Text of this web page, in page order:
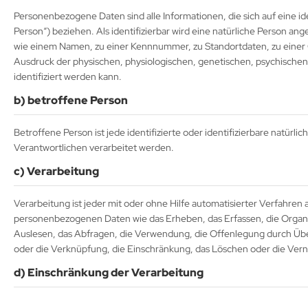
Personenbezogene Daten sind alle Informationen, die sich auf
Person“) beziehen. Als identifizierbar wird eine natürliche Person
wie einem Namen, zu einer Kennnummer, zu Standortdaten, zu
Ausdruck der physischen, physiologischen, genetischen,
identifiziert werden kann.
b) betroffene Person
Betroffene Person ist jede identifizierte oder identifizierbare
Verantwortlichen verarbeitet werden.
c) Verarbeitung
Verarbeitung ist jeder mit oder ohne Hilfe automatisierter
personenbezogenen Daten wie das Erheben, das Erfassen, die
Auslesen, das Abfragen, die Verwendung, die Offenlegung durch
oder die Verknüpfung, die Einschränkung, das Löschen oder die
d) Einschränkung der Verarbeitung